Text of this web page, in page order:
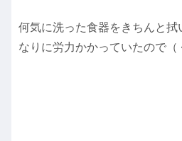
何気に洗った食器をきちんと
なりに労力かかっていたので（